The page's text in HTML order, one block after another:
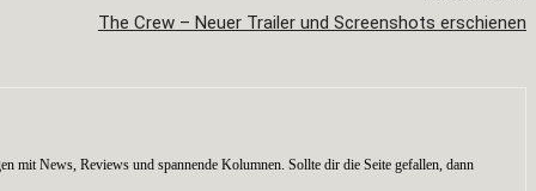
The Crew – Neuer Trailer und Screenshots erschienen
News, Reviews und spannende Kolumnen. Sollte dir die Seite gefallen, dann